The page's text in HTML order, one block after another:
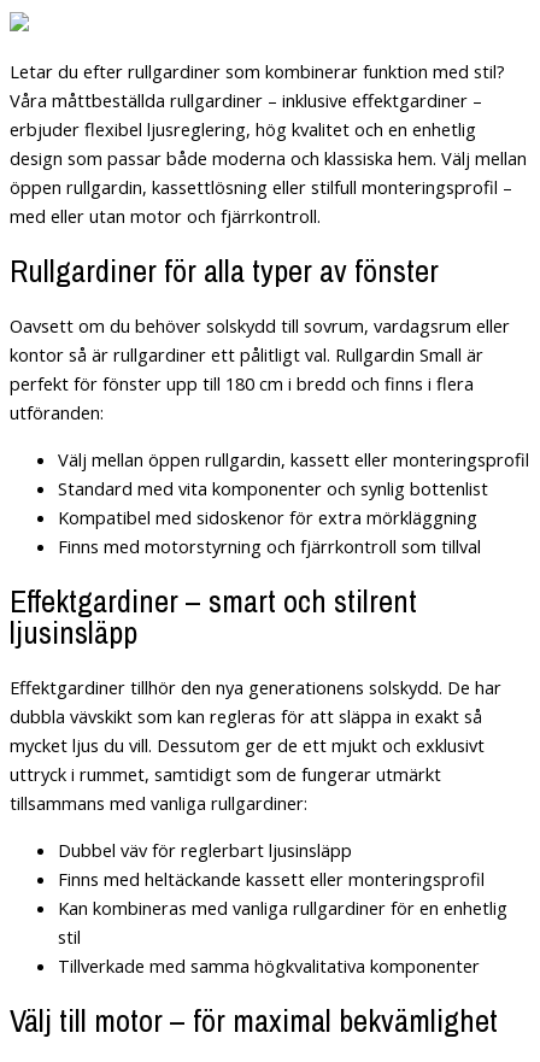
Letar du efter rullgardiner som kombinerar funktion med stil?
Våra måttbeställda rullgardiner – inklusive effektgardiner –
erbjuder flexibel ljusreglering, hög kvalitet och en enhetlig
design som passar både moderna och klassiska hem. Välj mellan
öppen rullgardin, kassettlösning eller stilfull monteringsprofil –
med eller utan motor och fjärrkontroll.
Rullgardiner för alla typer av fönster
Oavsett om du behöver solskydd till sovrum, vardagsrum eller
kontor så är rullgardiner ett pålitligt val. Rullgardin Small är
perfekt för fönster upp till 180 cm i bredd och finns i flera
utföranden:
Välj mellan öppen rullgardin, kassett eller monteringsprofil
Standard med vita komponenter och synlig bottenlist
Kompatibel med sidoskenor för extra mörkläggning
Finns med motorstyrning och fjärrkontroll som tillval
Effektgardiner – smart och stilrent
ljusinsläpp
Effektgardiner tillhör den nya generationens solskydd. De har
dubbla vävskikt som kan regleras för att släppa in exakt så
mycket ljus du vill. Dessutom ger de ett mjukt och exklusivt
uttryck i rummet, samtidigt som de fungerar utmärkt
tillsammans med vanliga rullgardiner:
Dubbel väv för reglerbart ljusinsläpp
Finns med heltäckande kassett eller monteringsprofil
Kan kombineras med vanliga rullgardiner för en enhetlig
stil
Tillverkade med samma högkvalitativa komponenter
Välj till motor – för maximal bekvämlighet